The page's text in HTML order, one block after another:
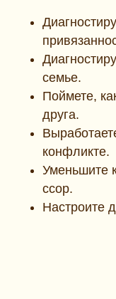
семье.
Поймете,
друга.
конфликте.
Уменьшите
ссор.
Настроите